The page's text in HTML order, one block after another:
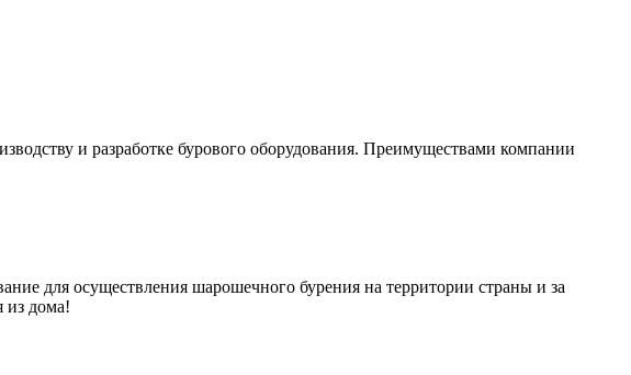
и разработке бурового оборудования. Преимуществами компании
для осуществления шарошечного бурения на территории страны и за
из дома!